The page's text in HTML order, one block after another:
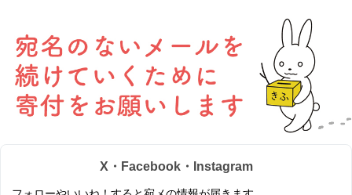
X・Facebook・Instagram